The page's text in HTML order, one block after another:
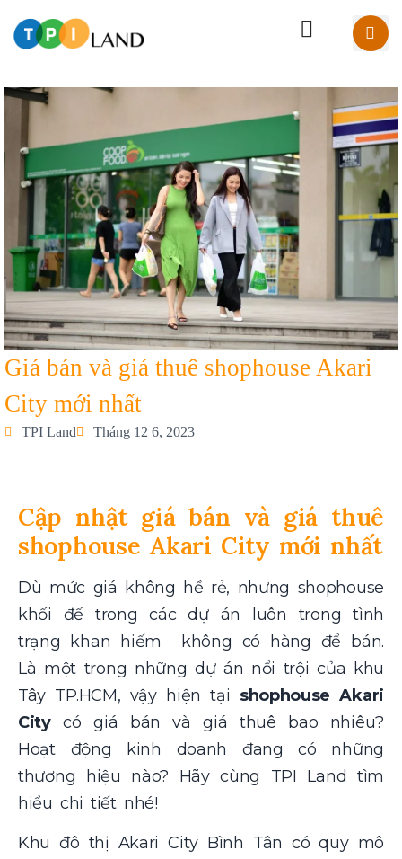
Giá bán và giá thuê shophouse Akari
City mới nhất
TPI Land Tháng 12 6, 2023
Cập nhật giá bán và giá thuê
shophouse Akari City mới nhất
Dù mức giá không hề rẻ, nhưng shophouse
khối đế trong các dự án luôn trong tình
trạng khan hiếm không có hàng để bán.
Là một trong những dự án nổi trội của khu
Tây TP.HCM, vậy hiện tại shophouse Akari
Citycó giá bán và giá thuê bao nhiêu?
Hoạt động kinh doanh đang có những
thương hiệu nào? Hãy cùng TPI Land tìm
hiểu chi tiết nhé!
Khu đô thị Akari City Bình Tân có quy mô